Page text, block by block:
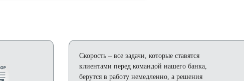
Скорость – все задачи, которые ставятся
клиентами перед командой нашего банка,
берутся в работу немедленно, а решения